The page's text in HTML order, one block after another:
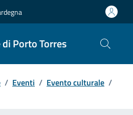
Porto Torres
/ Eventi / Evento culturale /